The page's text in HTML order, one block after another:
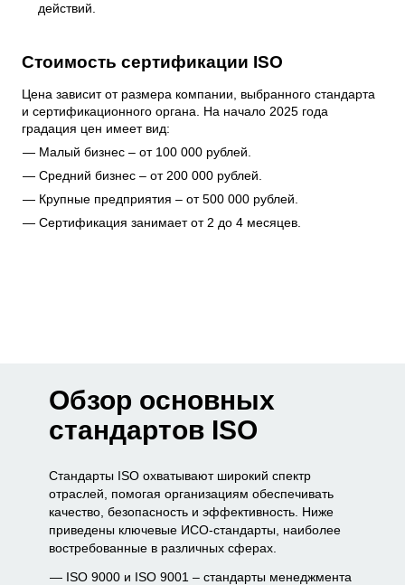
действий.
Стоимость сертификации ISO
Цена зависит от размера компании, выбранного стандарта
и сертификационного органа. На начало 2025 года
градация цен имеет вид:
Малый бизнес – от 100 000 рублей.
Средний бизнес – от 200 000 рублей.
Крупные предприятия – от 500 000 рублей.
Сертификация занимает от 2 до 4 месяцев.
Обзор основных
стандартов ISO
Стандарты ISO охватывают широкий спектр
отраслей, помогая организациям обеспечивать
качество, безопасность и эффективность. Ниже
приведены ключевые ИСО-стандарты, наиболее
востребованные в различных сферах.
ISO 9000 и ISO 9001 – стандарты менеджмента